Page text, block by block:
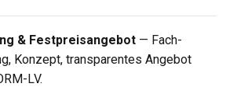
& Festpreisangebot — Fach-
Konzept, transparentes Angebot
LV.